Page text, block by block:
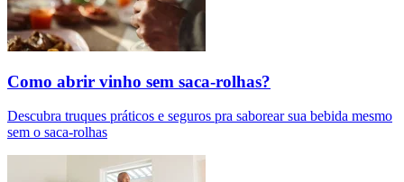
Como abrir vinho sem saca-rolhas?
Descubra truques práticos e seguros pra saborear sua bebida mesmo
sem o saca-rolhas